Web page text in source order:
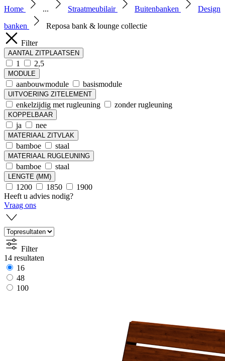
Home ... Straatmeubilair Buitenbanken
Design
banken
Reposa bank & lounge collectie
Filter
AANTAL ZITPLAATSEN
1 2,5
MODULE
aanbouwmodule basismodule
UITVOERING ZITELEMENT
enkelzijdig met rugleuning zonder rugleuning
KOPPELBAAR
ja nee
MATERIAAL ZITVLAK
bamboe staal
MATERIAAL RUGLEUNING
bamboe staal
LENGTE (MM)
1200 1850
1900
Heeft u advies nodig?
Vraag ons
Filter
14 resultaten
16
48
100